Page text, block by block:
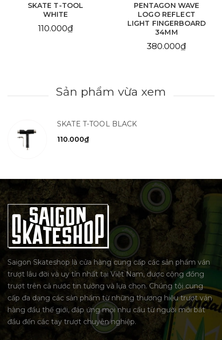
PENTAGON WAVE
LOGO REFLECT
LIGHT FINGERBOARD
34MM
PENTAGON WAVE
LOGO YELLOW
FINGERBOARD 34MM
380.000₫
Sản phẩm vừa xem
SKATE T-TOOL BLACK
110.000₫
Saigon Skateshop là cửa hàng cung cấp các sản phẩm ván
trượt lâu đời và uy tín nhất tại Việt Nam, được cộng đồng
trượt trên cả nước tin tưởng và lựa chọn. Chúng tôi cung
cấp đa dạng các sản phẩm từ những thương hiệu trượt ván
hàng đầu thế giới, đáp ứng mọi nhu cầu từ người mới bắt
đầu đến các tay trượt chuyên nghiệp.